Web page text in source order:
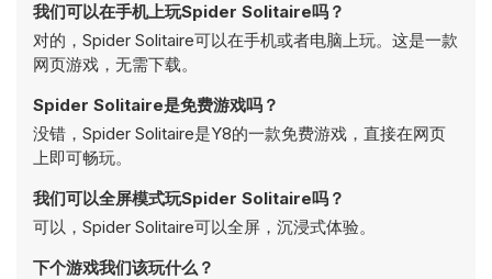
我们可以在手机上玩Spider Solitaire吗？
对的，Spider Solitaire可以在手机或者电脑上玩。这是一款
网页游戏，无需下载。
Spider Solitaire是免费游戏吗？
没错，Spider Solitaire是Y8的一款免费游戏，直接在网页
上即可畅玩。
我们可以全屏模式玩Spider Solitaire吗？
可以，Spider Solitaire可以全屏，沉浸式体验。
下个游戏我们该玩什么？